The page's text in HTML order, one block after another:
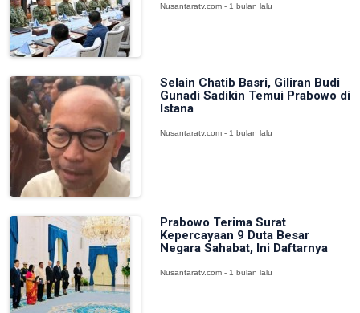
Nusantaratv.com - 1 bulan lalu
Selain Chatib Basri, Giliran Budi
Gunadi Sadikin Temui Prabowo di
Istana
Nusantaratv.com - 1 bulan lalu
Prabowo Terima Surat
Kepercayaan 9 Duta Besar
Negara Sahabat, Ini Daftarnya
Nusantaratv.com - 1 bulan lalu